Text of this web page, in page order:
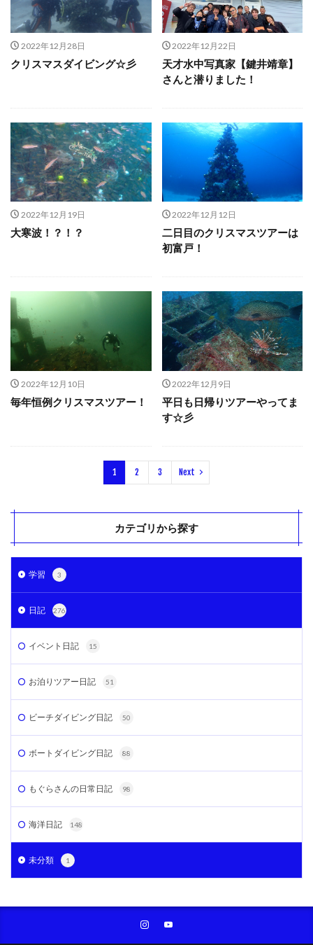
2022年12月28日
クリスマスダイビング☆彡
2022年12月22日
天才水中写真家【鍵井靖章】
さんと潜りました！
2022年12月19日
大寒波！？！？
2022年12月12日
二日目のクリスマスツアーは
初富戸！
2022年12月10日
毎年恒例クリスマスツアー！
2022年12月9日
平日も日帰りツアーやってま
す☆彡
1 2 3 Next
カテゴリから探す
学習 3
日記 276
イベント日記 15
お泊りツアー日記 51
ビーチダイビング日記 50
ボートダイビング日記 88
もぐらさんの日常日記 98
海洋日記 148
未分類 1